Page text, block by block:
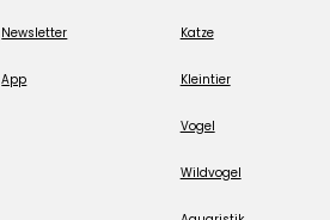
Newsletter
App
Katze
Kleintier
Vogel
Wildvogel